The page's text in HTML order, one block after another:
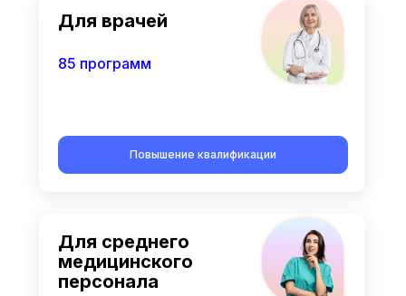
Для врачей
85 программ
Для среднего
медицинского
персонала
Повышение квалификации